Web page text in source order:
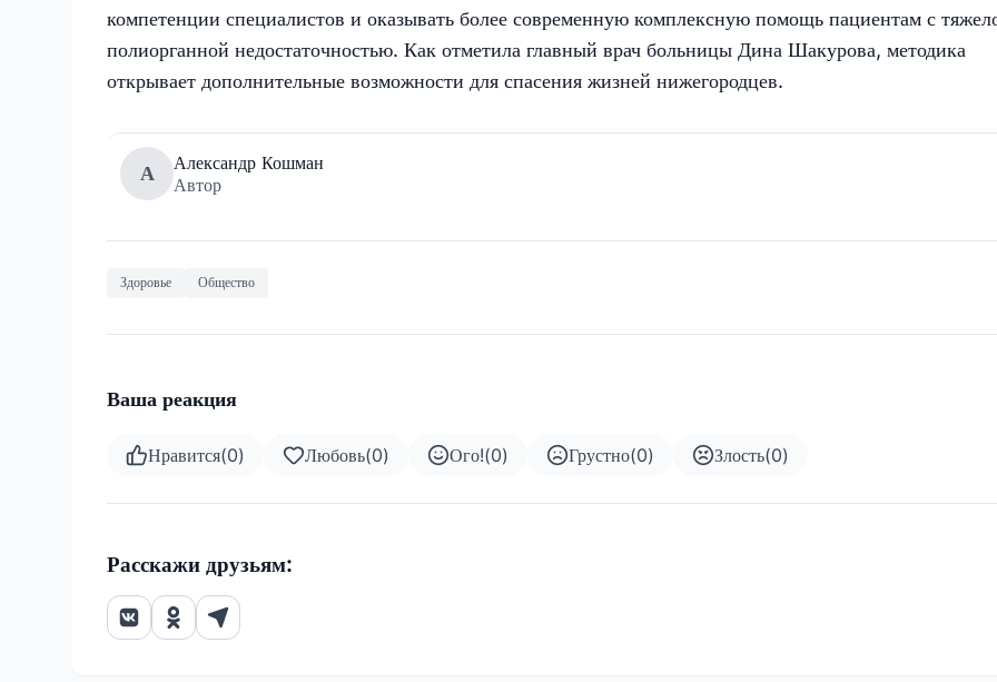
компетенции специалистов и оказывать более современную комплексную помощь пациентам с
полиорганной недостаточностью. Как отметила главный врач больницы Дина Шакурова, методика
открывает дополнительные возможности для спасения жизней нижегородцев.
А
Александр Кошман
Автор
Здоровье Общество
Ваша реакция
Нравится(0) Любовь(0) Ого!(0) Грустно(0) Злость(0)
Расскажи друзьям: